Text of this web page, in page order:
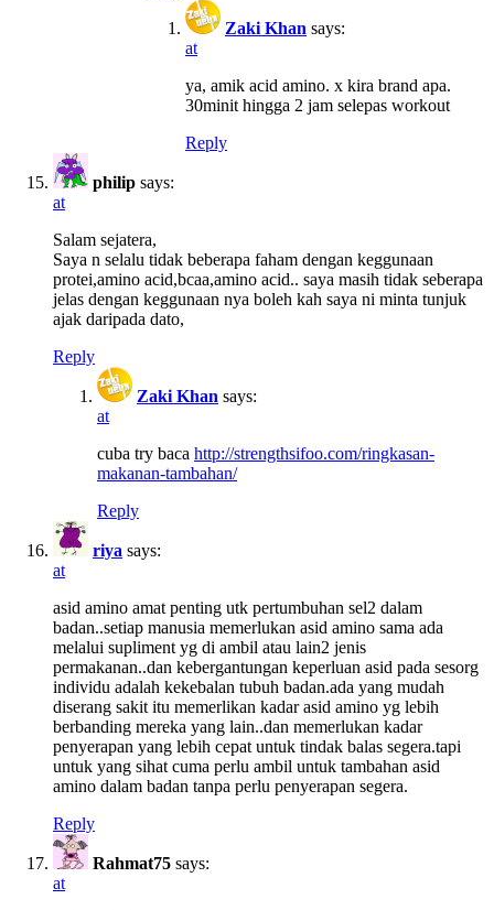
Zaki Khan says:
at
ya, amik acid amino. x kira brand apa.
30minit hingga 2 jam selepas workout
Reply
philip says:
at
Salam sejatera,
Saya n selalu tidak beberapa faham dengan keggunaan
protei,amino acid,bcaa,amino acid.. saya masih tidak seberapa
jelas dengan keggunaan nya boleh kah saya ni minta tunjuk
ajak daripada dato,
Reply
Zaki Khan says:
at
cuba try baca http://strengthsifoo.com/ringkasan-
makanan-tambahan/
Reply
riya says:
at
asid amino amat penting utk pertumbuhan sel2 dalam
badan..setiap manusia memerlukan asid amino sama ada
melalui supliment yg di ambil atau lain2 jenis
permakanan..dan kebergantungan keperluan asid pada sesorg
individu adalah kekebalan tubuh badan.ada yang mudah
diserang sakit itu memerlikan kadar asid amino yg lebih
berbanding mereka yang lain..dan memerlukan kadar
penyerapan yang lebih cepat untuk tindak balas segera.tapi
untuk yang sihat cuma perlu ambil untuk tambahan asid
amino dalam badan tanpa perlu penyerapan segera.
Reply
Rahmat75 says:
at